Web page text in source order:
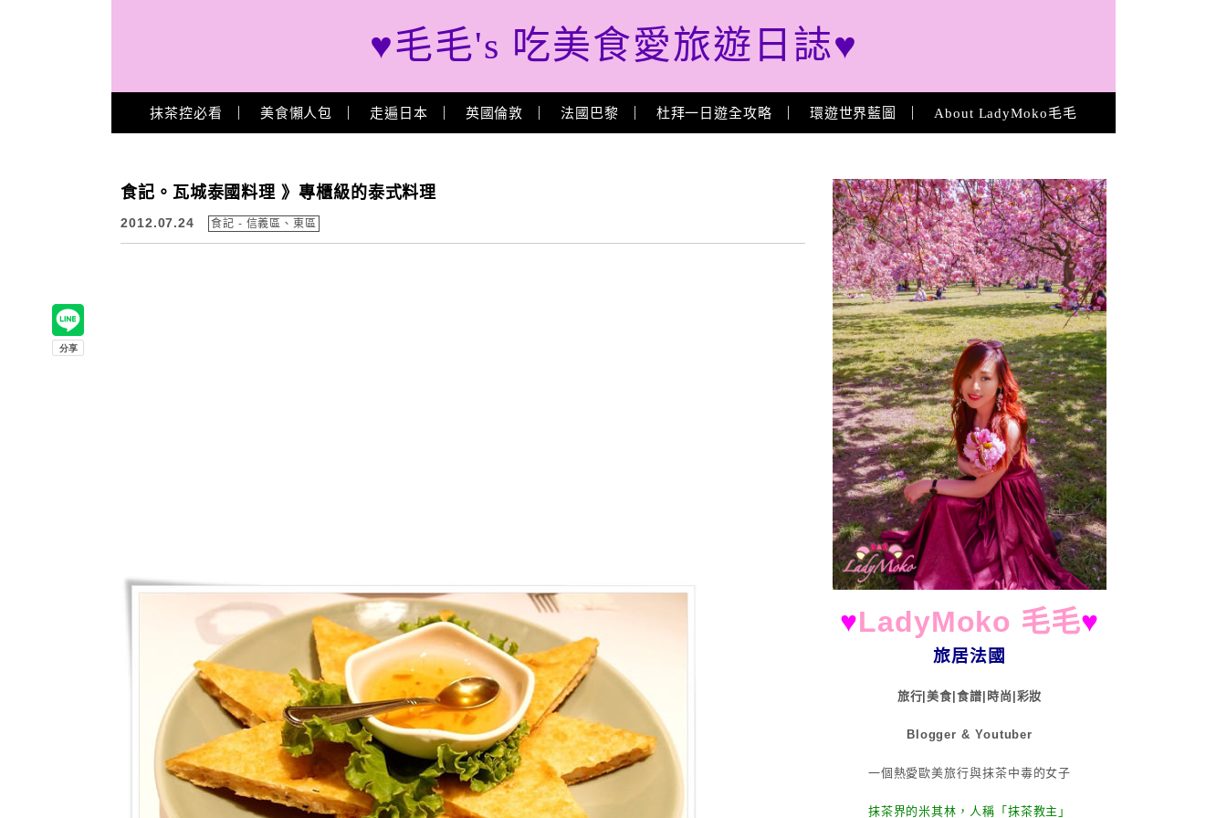
♥毛毛's 吃美食愛旅遊日誌♥
Main Menu
抹茶控必看 美食懶人包 走遍日本 英國倫敦 法國巴黎 杜拜一日遊全攻略 環遊世界藍圖 About LadyMoko毛毛
食記。瓦城泰國料理 》專櫃級的泰式料理
2012.07.24 食記 - 信義區、東區 About
♥LadyMoko 毛毛♥
旅居法國
旅行|美食|食譜|時尚|彩妝
Blogger & Youtuber
一個熱愛歐美旅行與抹茶中毒的女子
抹茶界的米其林，人稱「抹茶教主」